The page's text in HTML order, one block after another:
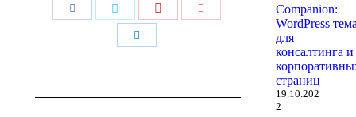
ПоделитьсяПоделитьсяПоделитьсяПоделиться
Поделиться
Companion:
WordPress
для
консалтинга и
страниц
19.10.202
2